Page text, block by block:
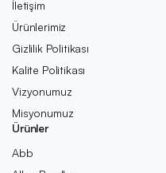
İletişim
Ürünlerimiz
Gizlilik Politikası
Kalite Politikası
Vizyonumuz
Misyonumuz
Ürünler
Abb